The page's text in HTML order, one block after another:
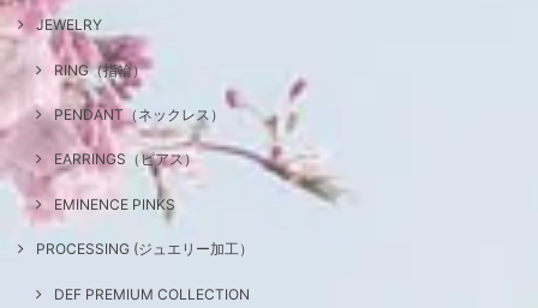
JEWELRY
RING（指輪）
PENDANT（ネックレス）
EARRINGS（ピアス）
EMINENCE PINKS
PROCESSING (ジュエリー加工）
DEF PREMIUM COLLECTION